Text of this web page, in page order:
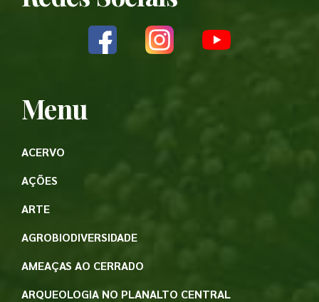
Menu
ACERVO
AÇÕES
ARTE
AGROBIODIVERSIDADE
AMEAÇAS AO CERRADO
ARQUEOLOGIA NO PLANALTO CENTRAL